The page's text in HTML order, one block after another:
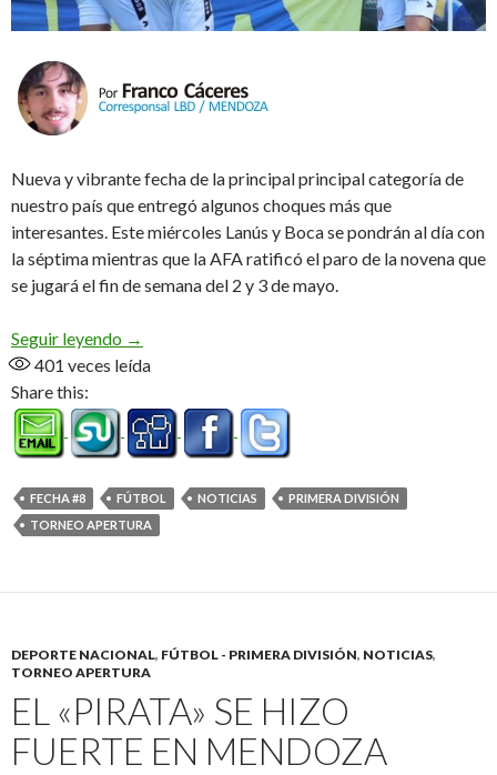
Nueva y vibrante fecha de la principal principal categoría de
nuestro país que entregó algunos choques más que
interesantes. Este miércoles Lanús y Boca se pondrán al día con
la séptima mientras que la AFA ratificó el paro de la novena que
se jugará el fin de semana del 2 y 3 de mayo.
Seguir leyendo Pasó la octava, se confirmó la suspensión de la
→
401 veces leída
Share this:
FECHA #8 FÚTBOL NOTICIAS
PRIMERA DIVISIÓN
TORNEO APERTURA
DEPORTE NACIONAL, FÚTBOL - PRIMERA DIVISIÓN, NOTICIAS,
TORNEO APERTURA
EL «PIRATA» SE HIZO
FUERTE EN MENDOZA